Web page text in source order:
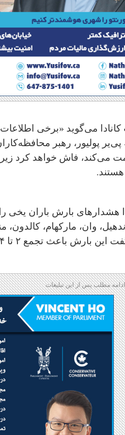
کانادا می‌گوید «برخی
به پی‌یر پولیور، رهبر
می‌کند، فاش خواهد کرد
هشدارهای بارش باران یخی
وان، مارکهام،
مطلب پس از این تبلیغات